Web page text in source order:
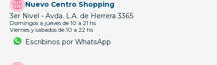
Nuevo Centro Shopping
3er Nivel - Avda. L.A. de Herrera 3365
Domingos a jueves de 10 a 21 hs
Viernes y sabados de 10 a 22 hs
Escribinos por WhatsApp